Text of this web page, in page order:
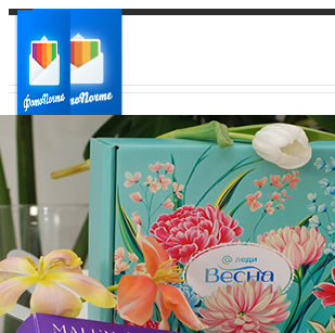
Ваш город:
Ваш регион доставки
Выберите из списка: